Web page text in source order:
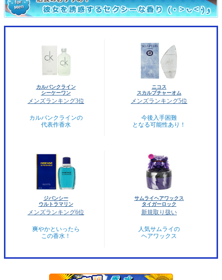
カルバンクライン
シーケーワン
メンズランキング3位
カルバンクラインの
代表作香水
ニコス
スカルプチャーオム
メンズランキング5位
今後入手困難
となる可能性あり！
ジバンシー
ウルトラマリン
メンズランキング6位
爽やかといったら
この香水！
サムライヘアワックス
タイガーロック
新規取り扱い
人気サムライの
ヘアワックス